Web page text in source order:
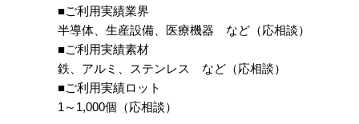
■ご利用実績業界
半導体、生産設備、医療機器 など（応相談）
■ご利用実績素材
鉄、アルミ、ステンレス など（応相談）
■ご利用実績ロット
1～1,000個（応相談）